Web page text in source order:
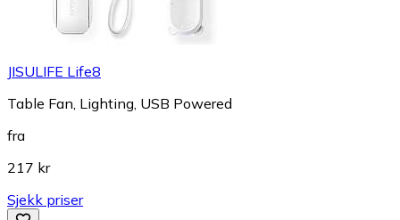
JISULIFE Life8
Table Fan, Lighting, USB Powered
fra
217 kr
Sjekk priser